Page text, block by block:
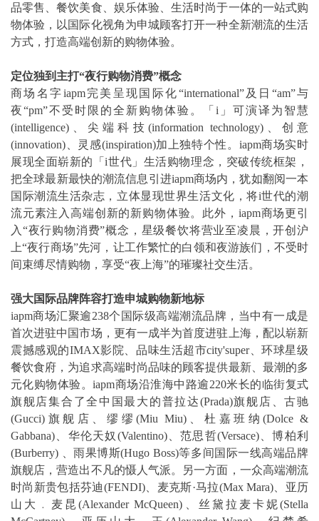
品零售、餐饮美食、娱乐体验、生活时尚于一体的一站式购
物体验，以国际化视角为申城顾客打开一种全新潮流的生活
方式，打造高端创新的购物体验。
定位独到主打“夜行购物消费”概念
商场名字iapm完美呈现国际化“international”及日“am”与
夜“pm”不受时限的全新购物体验。「i」可演译为智慧
(intelligence)、尖端科技(information technology)、创意
(innovation)、灵感(inspiration)加上独特个性。iapm商场实时
展现全面崭新的「i世代」生活购物理念，突破传统框架，
把全球最新最快的潮流信息引进iapm商场内，犹如翻阅一本
国际潮流生活杂志，立体显现世界生活文化，将i世代的潮
流元素注入高端创新的新购物体验。此外，iapm商场更引
入“夜行购物消费”概念，星级餐饮将营业至凌晨，开创沪
上“夜行商场”先河，让工作繁忙的白领和夜游族们，不受时
间束缚尽情购物，享受“夜上海”的璀璨社交生活。
强大国际品牌阵容打造申城购物新地标
iapm商场汇聚逾238个国际级高端潮流品牌，当中有一成是
首次进驻中国市场，更有一成半为首度进驻上海，配以崭新
震撼感观的IMAX影院、品味生活超市city'super、环球星级
餐饮食府，为追求高端时尚品味的顾客提供最新、最潮的多
元化购物体验。iapm商场沿淮海中路逾220米长的临街复式
旗舰店集合了全中国最大的普拉达(Prada)旗舰店、古驰
(Gucci)旗舰店、缪缪(Miu Miu)、杜嘉班纳(Dolce &
Gabbana)、华伦天奴(Valentino)、范思哲(Versace)、博柏利
(Burberry) 、雨果博斯(Hugo Boss)等多间国际一线高端品牌
旗舰店，营造出不凡的慑人气派。另一方面，一众高端潮流
时尚新贵包括芬迪(FENDI)、麦克斯·马拉(Max Mara)、亚历
山大﹒麦昆(Alexander McQueen)、丝黛拉麦卡妮(Stella